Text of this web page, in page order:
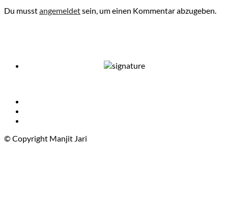
Du musstangemeldetsein, um einen Kommentar abzugeben.
© Copyright Manjit Jari